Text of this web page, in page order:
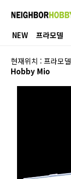
NEW 프라모델
현재위치 :프라모델
Hobby Mio